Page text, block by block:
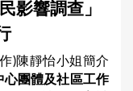
影響調查」
)陳靜怡小姐簡介
心團體及社區工作